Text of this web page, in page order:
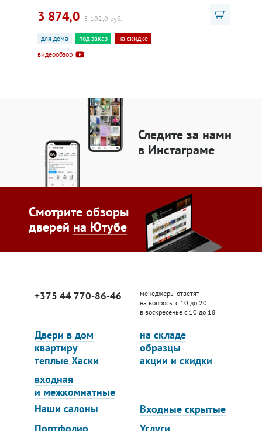
3 874,0 5 102,0 руб.
для дома под заказ
на скидке
видеообзор
Следите за нами
в Инстаграме
Смотрите обзоры
дверей на Ютубе
Двери в дом
квартиру
теплые Хаски
на складе
образцы
акции и скидки
входная
и межкомнатные
+375 44 770-86-46
менеджеры ответят
на вопросы с 10 до 20,
в воскресенье с 10 до 18
Наши салоны
Входные скрытые